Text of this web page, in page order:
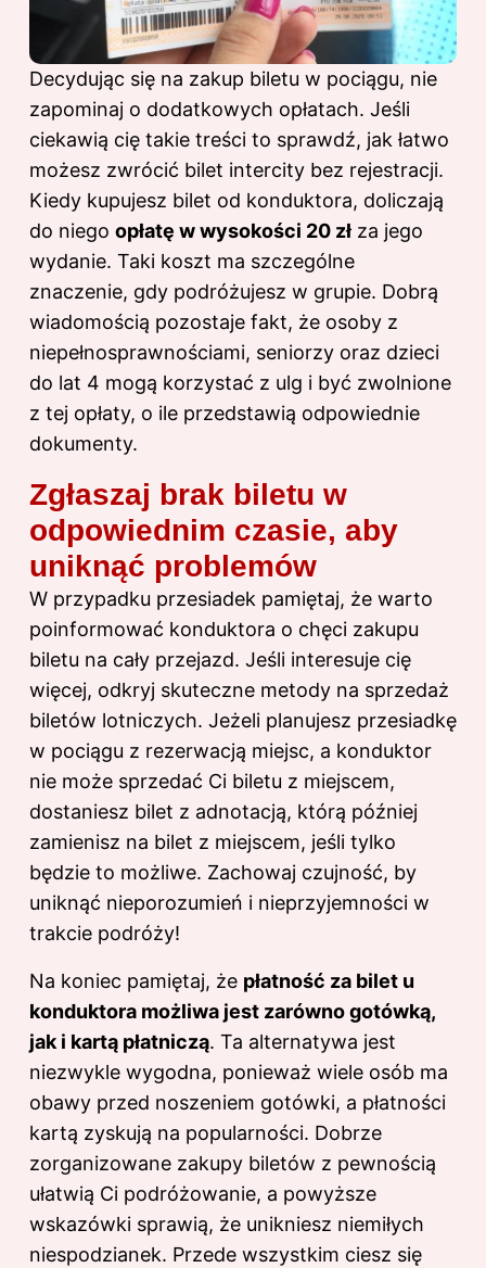
Decydując się na zakup biletu w pociągu, nie
zapominaj o dodatkowych opłatach. Jeśli
ciekawią cię takie treści to sprawdź, jak łatwo
możesz zwrócić bilet intercity bez rejestracji.
Kiedy kupujesz bilet od konduktora, doliczają
do niego opłatę w wysokości 20 zł za jego
wydanie. Taki koszt ma szczególne
znaczenie, gdy podróżujesz w grupie. Dobrą
wiadomością pozostaje fakt, że osoby z
niepełnosprawnościami, seniorzy oraz dzieci
do lat 4 mogą korzystać z ulg i być zwolnione
z tej opłaty, o ile przedstawią odpowiednie
dokumenty.
Zgłaszaj brak biletu w
odpowiednim czasie, aby
uniknąć problemów
W przypadku przesiadek pamiętaj, że warto
poinformować konduktora o chęci zakupu
biletu na cały przejazd. Jeśli interesuje cię
więcej, odkryj skuteczne metody na sprzedaż
biletów lotniczych. Jeżeli planujesz przesiadkę
w pociągu z rezerwacją miejsc, a konduktor
nie może sprzedać Ci biletu z miejscem,
dostaniesz bilet z adnotacją, którą później
zamienisz na bilet z miejscem, jeśli tylko
będzie to możliwe. Zachowaj czujność, by
uniknąć nieporozumień i nieprzyjemności w
trakcie podróży!
Na koniec pamiętaj, że płatność za bilet u
konduktora możliwa jest zarówno gotówką,
jak i kartą płatniczą. Ta alternatywa jest
niezwykle wygodna, ponieważ wiele osób ma
obawy przed noszeniem gotówki, a płatności
kartą zyskują na popularności. Dobrze
zorganizowane zakupy biletów z pewnością
ułatwią Ci podróżowanie, a powyższe
wskazówki sprawią, że unikniesz niemiłych
niespodzianek. Przede wszystkim ciesz się